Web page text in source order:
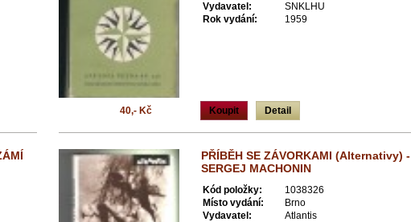
Vydavatel:
SNKLHU
Rok vydání:
1959
Koupit Detail
40,- Kč
PŘÍBĚH SE ZÁVORKAMI (Alternativy) -
SERGEJ MACHONIN
Kód položky:
1038326
Místo vydání:
Brno
Vydavatel:
Atlantis